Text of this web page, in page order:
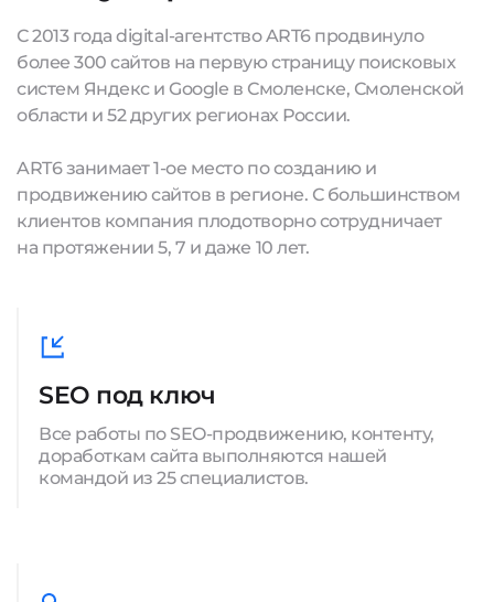
С 2013 года digital-агентство ART6 продвинуло
более 300 сайтов на первую страницу поисковых
систем Яндекс и Google в Смоленске, Смоленской
области и 52 других регионах России.
ART6 занимает 1-ое место по созданию и
продвижению сайтов в регионе. С большинством
клиентов компания плодотворно сотрудничает
на протяжении 5, 7 и даже 10 лет.
SEO под ключ
Все работы по SEO-продвижению, контенту,
доработкам сайта выполняются нашей
командой из 25 специалистов.